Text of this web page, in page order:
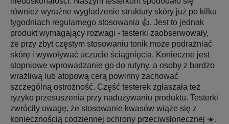
również wyraźne wygładzenie struktury skóry już po kilku
tygodniach regularnego stosowania 👍. Jest to jednak
produkt wymagający rozwagi - testerki zaobserwowały,
że przy zbyt częstym stosowaniu tonik może podrażniać
skórę i wywoływać uczucie ściągnięcia. Konieczne jest
stopniowe wprowadzanie go do rutyny, a osoby z bardzo
wrażliwą lub atopową cerą powinny zachować
szczególną ostrożność. Część testerek zgłaszała też
ryzyko przesuszenia przy nadużywaniu produktu. Testerki
zwróciły uwagę, że stosowanie kwasów wiąże się z
koniecznością codziennej ochrony przeciwsłonecznej ☀️.